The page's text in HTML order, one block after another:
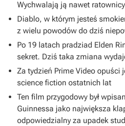
Wychwalają ją nawet
Diablo, w którym jesteś
z wielu powodów do dziś
Po 19 latach pradziad Elden
sekret. Dziś taka zmiana
Za tydzień Prime Video opuści
science fiction ostatnich lat
Ten film przygodowy był
Guinnessa jako największa
odpowiedzialny za upadek